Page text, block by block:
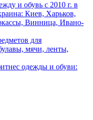
и обувь с 2010 г. в
Киев, Харьков,
Винница, Ивано-
для
мячи, ленты,
одежды и обуви: